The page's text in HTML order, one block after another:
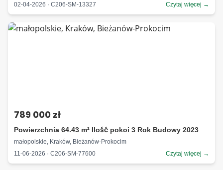
02-04-2026 · C206-SM-13327
Czytaj więcej →
789 000 zł
Powierzchnia 64.43 m² Ilość pokoi 3 Rok Budowy 2023
małopolskie, Kraków, Bieżanów-Prokocim
11-06-2026 · C206-SM-77600
Czytaj więcej →